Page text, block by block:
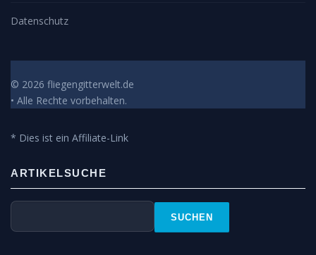
Datenschutz
© 2026 fliegengitterwelt.de
• Alle Rechte vorbehalten.
* Dies ist ein Affiliate-Link
ARTIKELSUCHE